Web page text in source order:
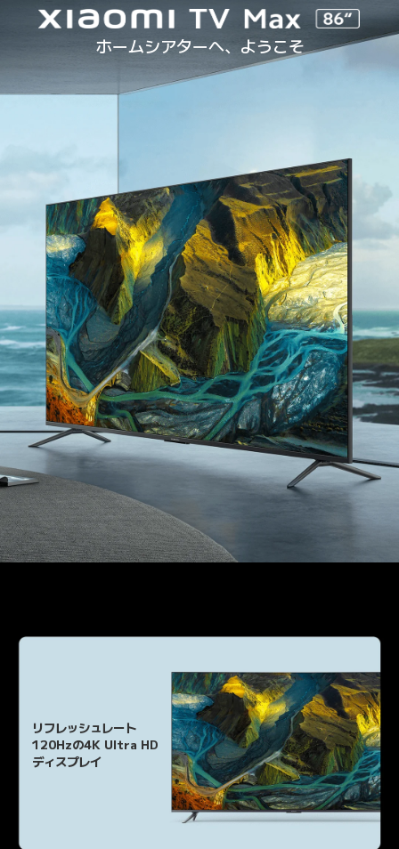
ホームシアターへ、ようこそ
リフレッシュレート
120Hzの4K Ultra HD
ディスプレイ